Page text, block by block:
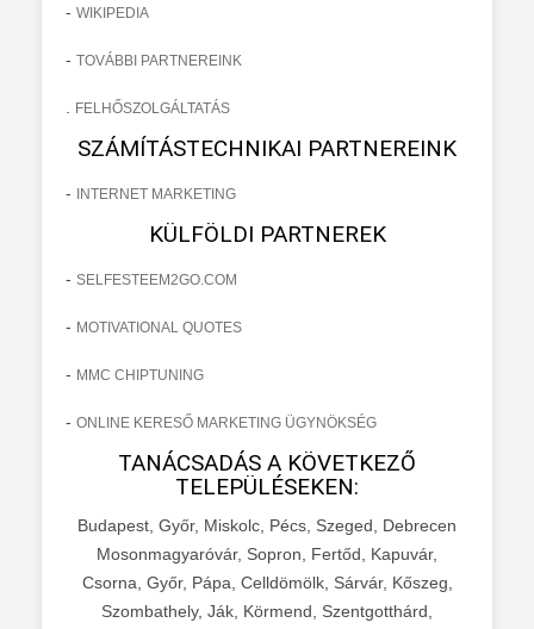
- WIKIPEDIA
- TOVÁBBI PARTNEREINK
FELHŐSZOLGÁLTATÁS
SZÁMÍTÁSTECHNIKAI PARTNEREINK
- INTERNET MARKETING
KÜLFÖLDI PARTNEREK
- SELFESTEEM2GO.COM
- MOTIVATIONAL QUOTES
- MMC CHIPTUNING
- ONLINE KERESŐ MARKETING ÜGYNÖKSÉG
TANÁCSADÁS A KÖVETKEZŐ
TELEPÜLÉSEKEN:
Budapest, Győr, Miskolc, Pécs, Szeged, Debrecen
Mosonmagyaróvár, Sopron, Fertőd, Kapuvár,
Csorna, Győr, Pápa, Celldömölk, Sárvár, Kőszeg,
Szombathely, Ják, Körmend, Szentgotthárd,